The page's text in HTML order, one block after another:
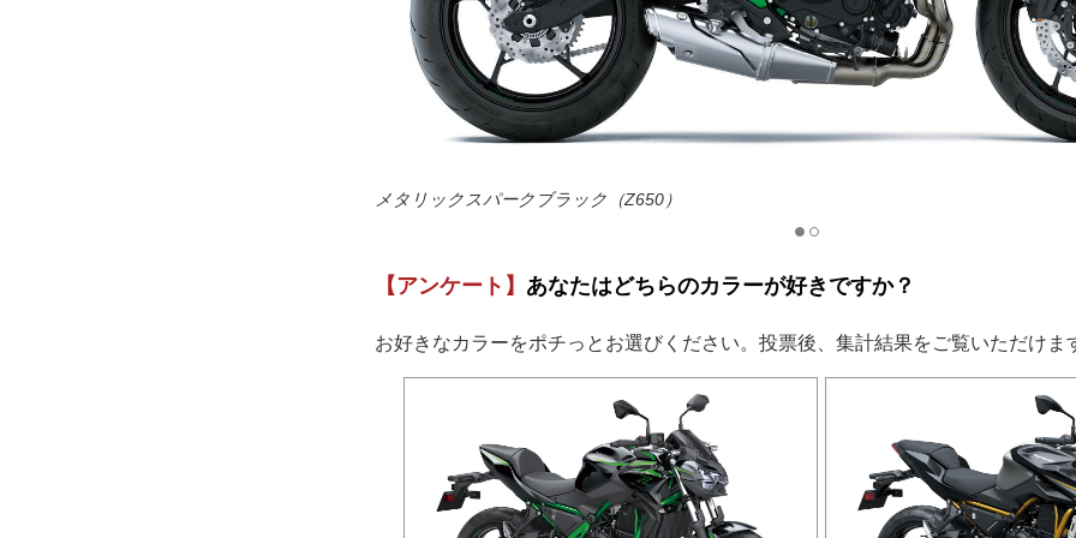
メタリックスパークブラック（Z650）
【アンケート】 あなたはどちらのカラーが好きですか？
お好きなカラーをポチっとお選びください。投票後、集計結果をご覧いただけま